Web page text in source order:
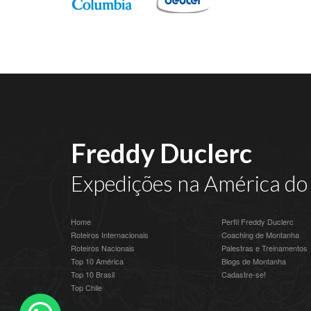
Freddy Duclerc
Expedições na América
Home
Roteiros Internacionais
Roteiros Nacionais
Top 10 América
Top 10 Brasil
Top Chile
Perfil Freddy Duclerc
Coaching de Montanha
Palestras e Treinamentos
Blogs de Montanha
Cadastre-se!